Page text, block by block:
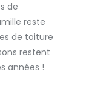
de
reste
de toiture
restent
années !